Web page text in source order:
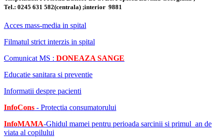
Tel.: 0245 631 582(centrala) ;interior 9881
Acces mass-media in spital
Filmatul strict interzis in spital
Comunicat MS : DONEAZA SANGE
Educatie sanitara si preventie
Informatii despre pacienti
InfoCons - Protectia consumatorului
InfoMAMA-Ghidul mamei pentru perioada sarcinii si primul an de
viata al copilului